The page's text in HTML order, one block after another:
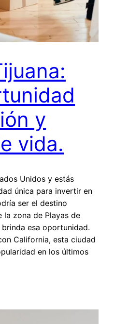
y
vida.
Unidos y estás
única para invertir en
ser el destino
la zona de Playas de
esa oportunidad.
California, esta ciudad
en los últimos